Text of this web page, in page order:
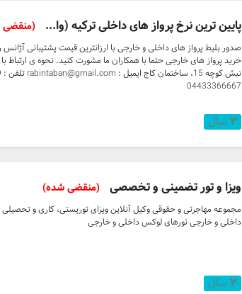
پایین ترین نرخ پرواز های داخلی ترکیه (وا...
صدور بلیط پرواز های داخلی و خارجی با ارزانترین قیمت پشتیبانی
خرید پرواز های خارجی حتما با همکاران ما مشورت کنید. نحوه ی ارتباط
04433366667
۳ سال
ویزا و تور تضمینی و تخصصی (منقضی شده)
مجموعه مهاجرتی و حقوقی وکیل آنلاین ویزای توریستی، کاری و
داخلی و خارجی تورهای لوکس داخلی و خارجی
۳ سال